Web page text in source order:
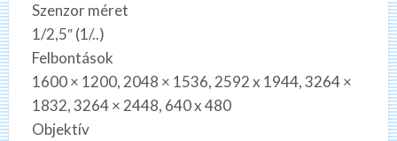
Szenzor méret
1/2,5″ (1/..)
Felbontások
1600 × 1200, 2048 × 1536, 2592 x 1944, 3264 ×
1832, 3264 × 2448, 640 x 480
Objektív